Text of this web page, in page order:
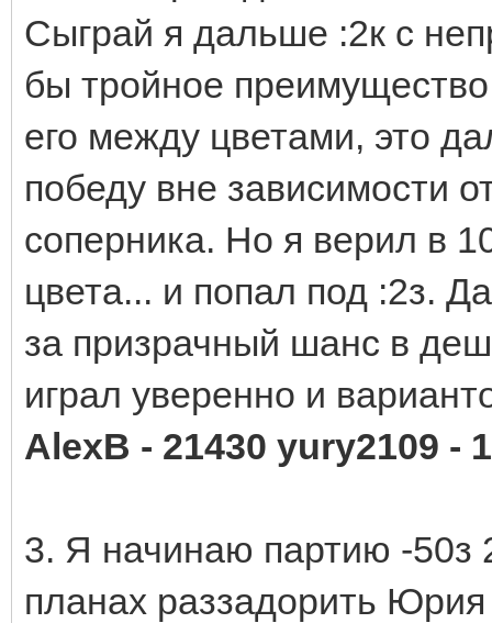
Сыграй я дальше :2к с
бы тройное
его между цветами, это
победу вне зависимости
соперника. Но я верил в
цвета... и попал под :2з.
за призрачный шанс в
играл уверенно и
AlexB - 21430 yury2109 -
3. Я начинаю партию -
планах раззадорить